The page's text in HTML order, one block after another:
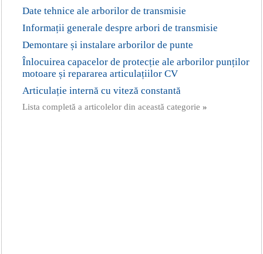
Date tehnice ale arborilor de transmisie
Informații generale despre arbori de transmisie
Demontare și instalare arborilor de punte
Înlocuirea capacelor de protecție ale arborilor punților
motoare și repararea articulațiilor CV
Articulație internă cu viteză constantă
Lista completă a articolelor din această categorie »